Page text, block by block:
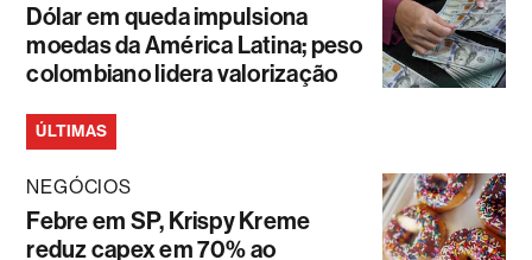
Dólar em queda impulsiona
moedas da América Latina; peso
colombiano lidera valorização
ÚLTIMAS
NEGÓCIOS
Febre em SP, Krispy Kreme
reduz capex em 70% ao